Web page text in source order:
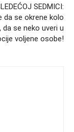
SEDMICI:
da se okrene kolo
da se neko uveri u
voljene osobe!